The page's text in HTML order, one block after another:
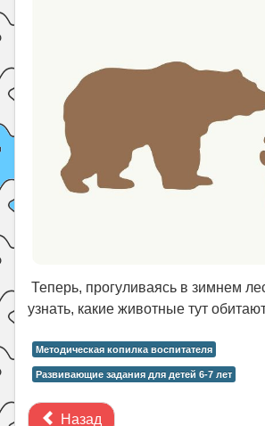
Теперь, прогуливаясь в зимнем
узнать, какие животные тут
Методическая копилка воспитателя
Развивающие задания для детей 6-7 лет
Назад